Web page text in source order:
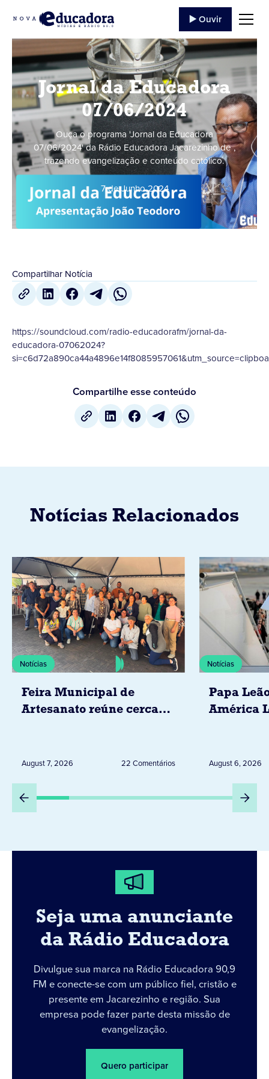
▶️ Ouvir
Jornal da Educadora
07/06/2024
Ouça o programa 'Jornal da Educadora
07/06/2024' da Rádio Educadora Jacarezinho de ,
trazendo evangelização e conteúdo católico.
7 de Junho,2024
Compartilhar Notícia
https://soundcloud.com/radio-educadorafm/jornal-da-
educadora-07062024?
Compartilhe esse conteúdo
Notícias Relacionados
Notícias
Feira Municipal de
Artesanato reúne cerca
August 7, 2026 22 Comentários
Notícias
Papa
América
Peru
August 6, 2026
Seja uma anunciante
da Rádio Educadora
Divulgue sua marca na Rádio Educadora 90,9
FM e conecte-se com um público fiel, cristão e
presente em Jacarezinho e região. Sua
empresa pode fazer parte desta missão de
evangelização.
Quero participar